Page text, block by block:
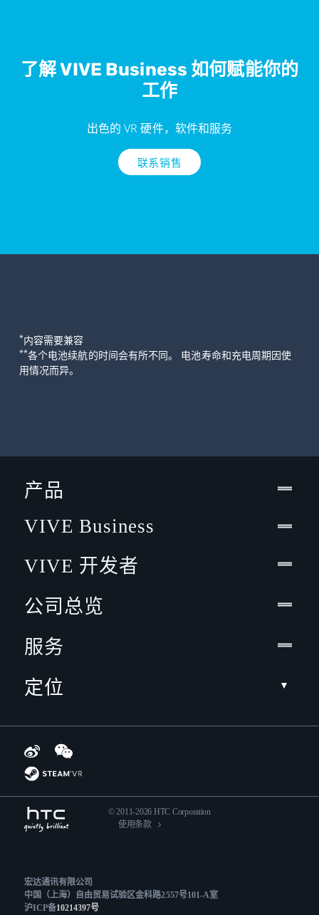
了解 VIVE Business 如何赋能你的
工作
出色的 VR 硬件，软件和服务
联系销售
*内容需要兼容
**各个电池续航的时间会有所不同。 电池寿命和充电周期因使
用情况而异。
产品
VIVE Business
VIVE 开发者
公司总览
服务
定位
© 2011-2026 HTC Corporation
使用条款
宏达通讯有限公司
中国（上海）自由贸易试验区金科路2557号101-A室
沪ICP备10214397号